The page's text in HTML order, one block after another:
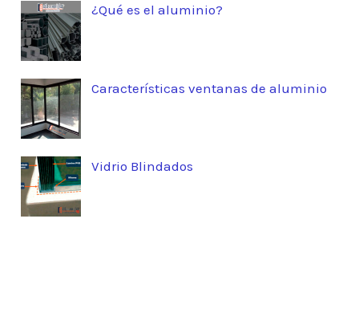
¿Qué es el aluminio?
Características ventanas de aluminio
Vidrio Blindados